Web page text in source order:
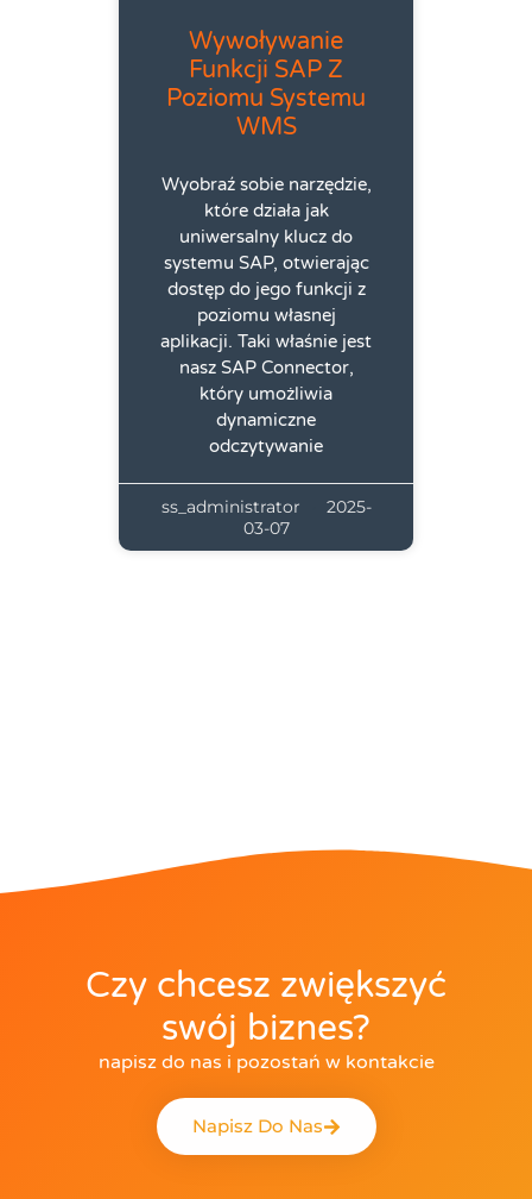
Wywoływanie
Funkcji SAP Z
Poziomu Systemu
WMS
Wyobraź sobie narzędzie,
które działa jak
uniwersalny klucz do
systemu SAP, otwierając
dostęp do jego funkcji z
poziomu własnej
aplikacji. Taki właśnie jest
nasz SAP Connector,
który umożliwia
dynamiczne
odczytywanie
ss_administrator
2025-
03-07
Czy chcesz zwiększyć
swój biznes?
napisz do nas i pozostań w kontakcie
Napisz Do Nas